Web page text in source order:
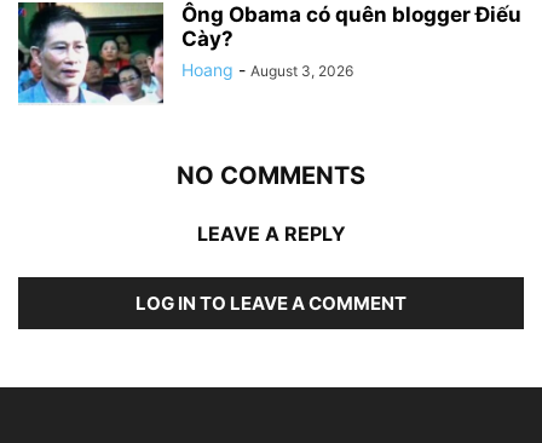
Ông Obama có quên blogger Điếu
Cày?
Hoang - August 3, 2026
NO COMMENTS
LEAVE A REPLY
LOG IN TO LEAVE A COMMENT